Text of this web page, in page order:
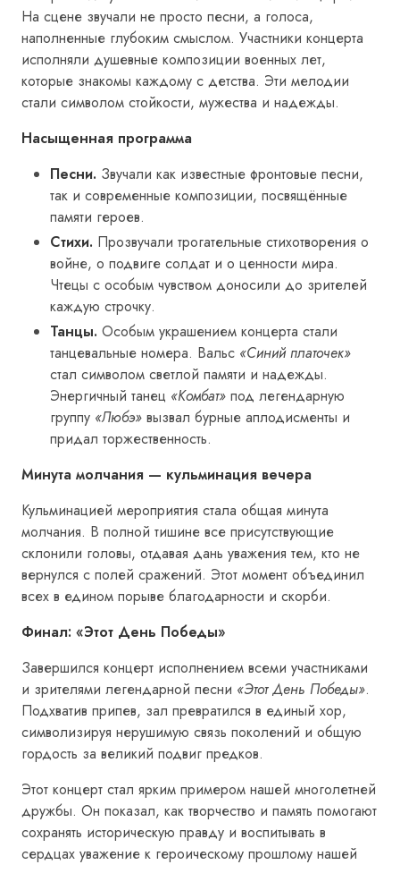
На сцене звучали не просто песни, а голоса,
наполненные глубоким смыслом. Участники концерта
исполняли душевные композиции военных лет,
которые знакомы каждому с детства. Эти мелодии
стали символом стойкости, мужества и надежды.
Насыщенная программа
Песни. Звучали как известные фронтовые песни,
так и современные композиции, посвящённые
памяти героев.
Стихи. Прозвучали трогательные стихотворения о
войне, о подвиге солдат и о ценности мира.
Чтецы с особым чувством доносили до зрителей
каждую строчку.
Танцы. Особым украшением концерта стали
танцевальные номера. Вальс «Синий платочек»
стал символом светлой памяти и надежды.
Энергичный танец «Комбат» под легендарную
группу «Любэ» вызвал бурные аплодисменты и
придал торжественность.
Минута молчания — кульминация вечера
Кульминацией мероприятия стала общая минута
молчания. В полной тишине все присутствующие
склонили головы, отдавая дань уважения тем, кто не
вернулся с полей сражений. Этот момент объединил
всех в едином порыве благодарности и скорби.
Финал: «Этот День Победы»
Завершился концерт исполнением всеми участниками
и зрителями легендарной песни «Этот День Победы».
Подхватив припев, зал превратился в единый хор,
символизируя нерушимую связь поколений и общую
гордость за великий подвиг предков.
Этот концерт стал ярким примером нашей многолетней
дружбы. Он показал, как творчество и память помогают
сохранять историческую правду и воспитывать в
сердцах уважение к героическому прошлому нашей